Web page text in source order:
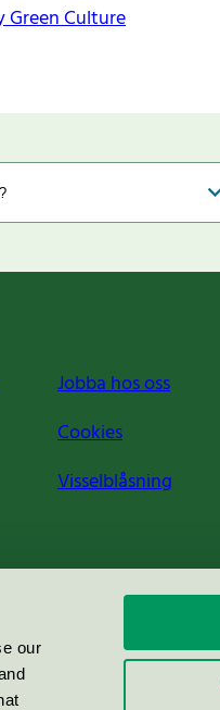
our
Green Culture
Jobba hos oss
Cookies
Visselblåsning